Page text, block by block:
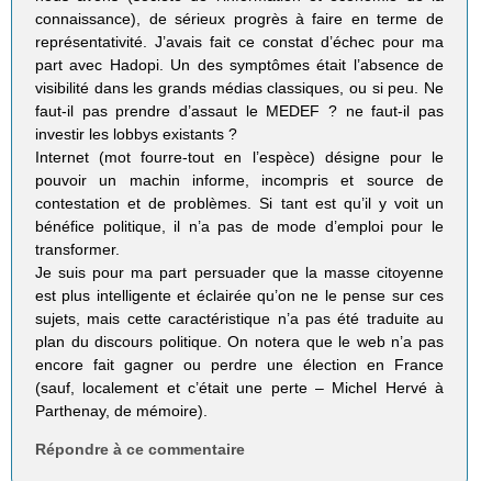
connaissance), de sérieux progrès à faire en terme de
représentativité. J’avais fait ce constat d’échec pour ma
part avec Hadopi. Un des symptômes était l’absence de
visibilité dans les grands médias classiques, ou si peu. Ne
faut-il pas prendre d’assaut le MEDEF ? ne faut-il pas
investir les lobbys existants ?
Internet (mot fourre-tout en l’espèce) désigne pour le
pouvoir un machin informe, incompris et source de
contestation et de problèmes. Si tant est qu’il y voit un
bénéfice politique, il n’a pas de mode d’emploi pour le
transformer.
Je suis pour ma part persuader que la masse citoyenne
est plus intelligente et éclairée qu’on ne le pense sur ces
sujets, mais cette caractéristique n’a pas été traduite au
plan du discours politique. On notera que le web n’a pas
encore fait gagner ou perdre une élection en France
(sauf, localement et c’était une perte – Michel Hervé à
Parthenay, de mémoire).
Répondre à ce commentaire